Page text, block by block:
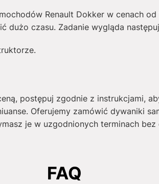
Renault Dokker w cenach od
dużo czasu. Zadanie wygląda
postępuj zgodnie z instrukcjami,
Oferujemy zamówić dywaniki
je w uzgodnionych terminach bez
FAQ